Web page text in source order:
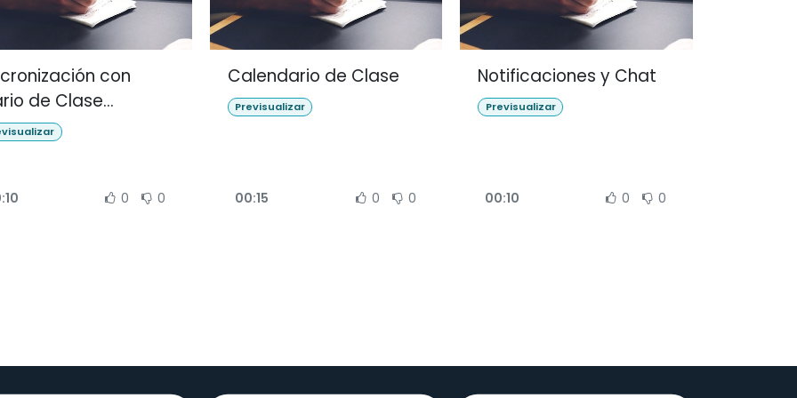
con
de Clase
0 0
Calendario de Clase
Previsualizar
00:15 0 0
Notificaciones y Chat
Previsualizar
00:10 0 0